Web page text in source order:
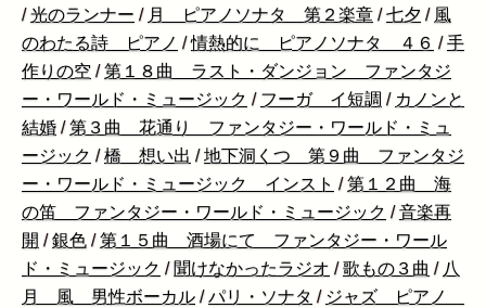
/光のランナー / 月 ピアノソナタ 第２楽章 /七夕 / 風
のわたる詩 ピアノ /情熱的に ピアノソナタ ４６ /手
作りの空 /第１８曲 ラスト・ダンジョン ファンタジ
ー・ワールド・ミュージック / フーガ イ短調 / カノンと
結婚 /第３曲 花通り ファンタジー・ワールド・ミュ
ージック /橋 想い出 /地下洞くつ 第９曲 ファンタジ
ー・ワールド・ミュージック インスト /第１２曲 海
の笛 ファンタジー・ワールド・ミュージック /音楽再
開 /銀色 /第１５曲 酒場にて ファンタジー・ワール
ド・ミュージック / 聞けなかったラジオ /歌もの３曲 / 八
月 風 男性ボーカル /パリ・ソナタ / ジャズ ピアノ